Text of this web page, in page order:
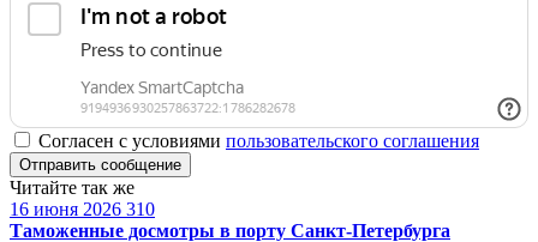
Согласен с условиями пользовательского соглашения
Отправить сообщение
Читайте так же
16 июня 2026 310
Таможенные досмотры в порту Санкт-Петербурга